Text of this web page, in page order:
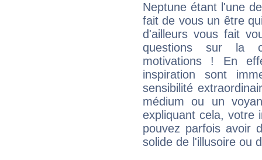
Neptune étant l'une
fait de vous un être
d'ailleurs vous fait
questions sur la
motivations ! En
inspiration sont
sensibilité
médium ou un
expliquant cela, votre
pouvez parfois avoir
solide de l'illusoire ou